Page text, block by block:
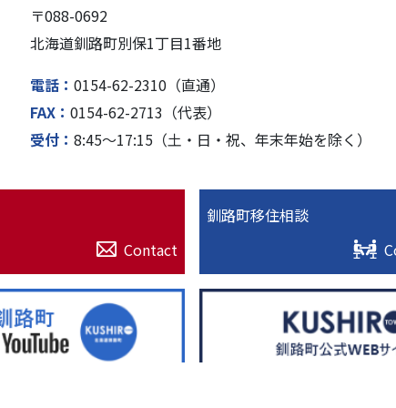
〒088-0692
北海道釧路町別保1丁⽬1番地
電話
0154-62-2310（直通）
FAX
0154-62-2713（代表）
受付
8:45〜17:15（⼟・⽇・祝、年末年始を除く）
Contact
釧路町移住相談